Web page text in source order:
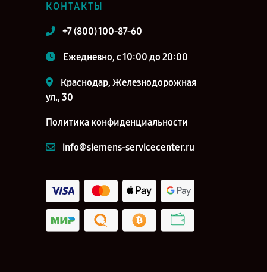
КОНТАКТЫ
+7 (800) 100-87-60
Ежедневно, с 10:00 до 20:00
Краснодар, Железнодорожная
ул., 30
Политика конфиденциальности
info@siemens-servicecenter.ru